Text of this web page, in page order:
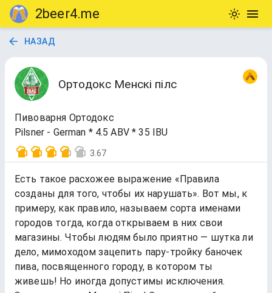
2beer4.me
НАЗАД
Ортодокс Менскi пiлс
Пивоварня Ортодокс
Pilsner - German * 4.5 ABV * 35 IBU
3.67
Есть такое расхожее выражение «Правила
созданы для того, чтобы их нарушать». Вот мы, к
примеру, как правило, называем сорта именами
городов тогда, когда открываем в них свои
магазины. Чтобы людям было приятно — шутка ли
дело, мимоходом зацепить пару-тройку баночек
пива, посвященного городу, в котором ты
живешь! Но иногда допустимы исключения.